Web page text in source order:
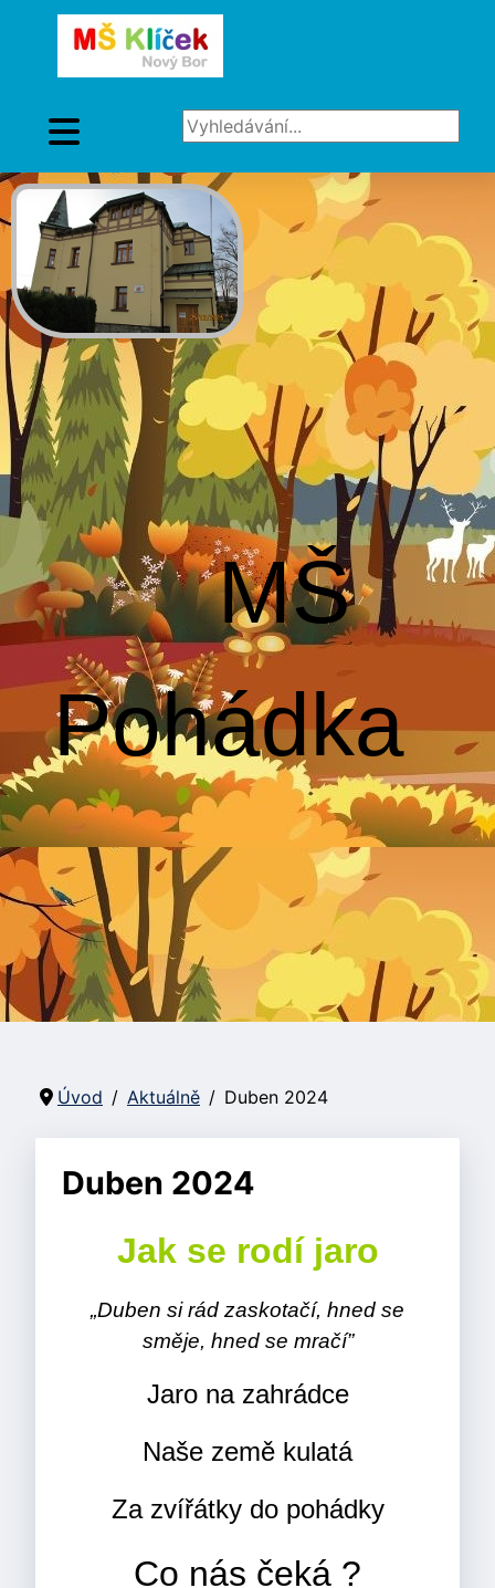
Vyhledávání...
MŠ
Pohádka
Úvod Aktuálně Duben 2024
Duben 2024
Jak se rodí jaro
„Duben si rád zaskotačí, hned se
směje, hned se mračí”
Jaro na zahrádce
Naše země kulatá
Za zvířátky do pohádky
Co nás čeká ?